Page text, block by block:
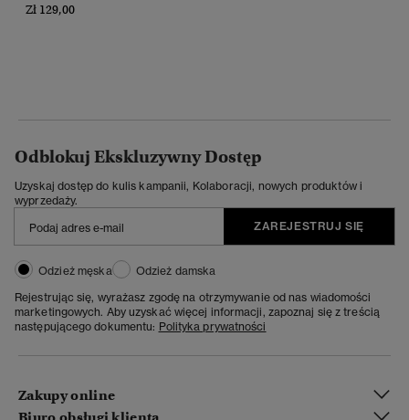
Zł 129,00
Odblokuj Ekskluzywny Dostęp
Uzyskaj dostęp do kulis kampanii, Kolaboracji, nowych produktów i
wyprzedaży.
ZAREJESTRUJ SIĘ
Odzież męska
Odzież damska
Rejestrując się, wyrażasz zgodę na otrzymywanie od nas wiadomości
marketingowych. Aby uzyskać więcej informacji, zapoznaj się z treścią
następującego dokumentu: Polityka prywatności
Zakupy online